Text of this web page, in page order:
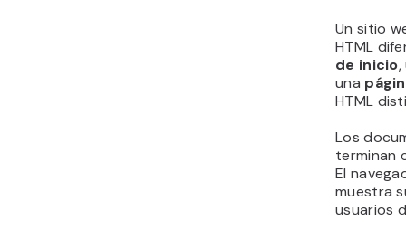
Un sitio
HTML
de inicio
una
HTML
Los
terminan
El
muestra
usuarios